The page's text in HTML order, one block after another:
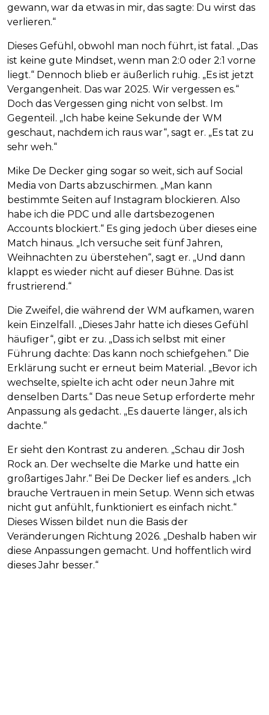
gewann, war da etwas in mir, das sagte: Du wirst das
verlieren.“
Dieses Gefühl, obwohl man noch führt, ist fatal. „Das
ist keine gute Mindset, wenn man 2:0 oder 2:1 vorne
liegt.“ Dennoch blieb er äußerlich ruhig. „Es ist jetzt
Vergangenheit. Das war 2025. Wir vergessen es.“
Doch das Vergessen ging nicht von selbst. Im
Gegenteil. „Ich habe keine Sekunde der WM
geschaut, nachdem ich raus war“, sagt er. „Es tat zu
sehr weh.“
Mike De Decker ging sogar so weit, sich auf Social
Media von Darts abzuschirmen. „Man kann
bestimmte Seiten auf Instagram blockieren. Also
habe ich die PDC und alle dartsbezogenen
Accounts blockiert.“ Es ging jedoch über dieses eine
Match hinaus. „Ich versuche seit fünf Jahren,
Weihnachten zu überstehen“, sagt er. „Und dann
klappt es wieder nicht auf dieser Bühne. Das ist
frustrierend.“
Die Zweifel, die während der WM aufkamen, waren
kein Einzelfall. „Dieses Jahr hatte ich dieses Gefühl
häufiger“, gibt er zu. „Dass ich selbst mit einer
Führung dachte: Das kann noch schiefgehen.“ Die
Erklärung sucht er erneut beim Material. „Bevor ich
wechselte, spielte ich acht oder neun Jahre mit
denselben Darts.“ Das neue Setup erforderte mehr
Anpassung als gedacht. „Es dauerte länger, als ich
dachte.“
Er sieht den Kontrast zu anderen. „Schau dir Josh
Rock an. Der wechselte die Marke und hatte ein
großartiges Jahr.“ Bei De Decker lief es anders. „Ich
brauche Vertrauen in mein Setup. Wenn sich etwas
nicht gut anfühlt, funktioniert es einfach nicht.“
Dieses Wissen bildet nun die Basis der
Veränderungen Richtung 2026. „Deshalb haben wir
diese Anpassungen gemacht. Und hoffentlich wird
dieses Jahr besser.“